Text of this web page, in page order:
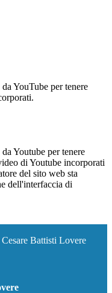
YouTube per tenere
Youtube per tenere
di Youtube incorporati
del sito web sta
dell'interfaccia di
Battisti Lovere